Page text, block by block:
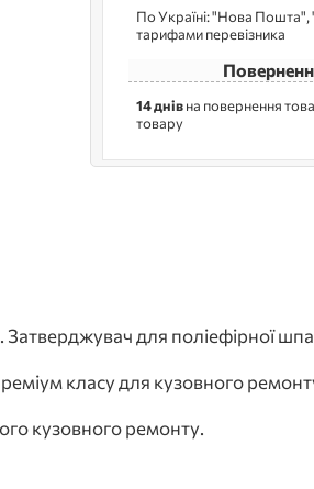
По Україні: "Нова Пошта",
тарифами перевізника
14 днівна повернення
товару
для поліефірної
класу для кузовного
кузовного ремонту.